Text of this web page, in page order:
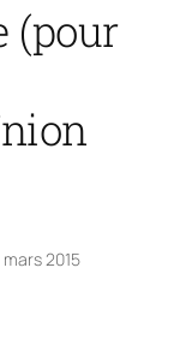
(pour
mars 2015